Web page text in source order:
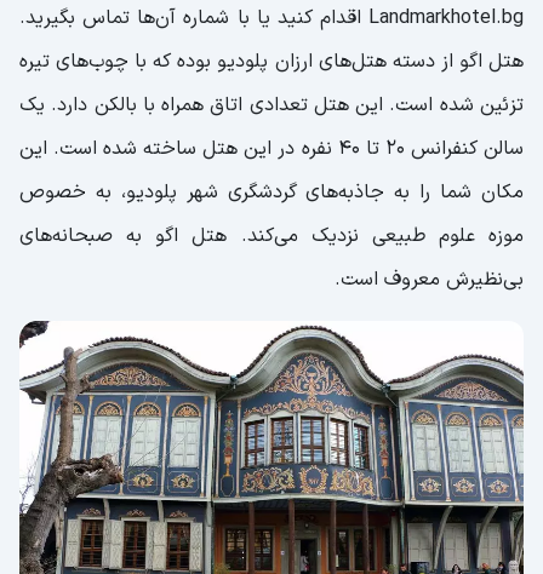
Landmarkhotel.bg اقدام کنید یا با شماره آن‌ها تماس بگیرید.
هتل اگو از دسته هتل‌های ارزان پلودیو بوده که با چوب‌های تیره
تزئین شده است. این هتل تعدادی اتاق همراه با بالکن دارد. یک
سالن کنفرانس 20 تا 40 نفره در این هتل ساخته شده است. این
مکان شما را به جاذبه‌های گردشگری شهر پلودیو، به خصوص
موزه علوم طبیعی نزدیک می‌کند. هتل اگو به صبحانه‌های
بی‌نظیرش معروف است.